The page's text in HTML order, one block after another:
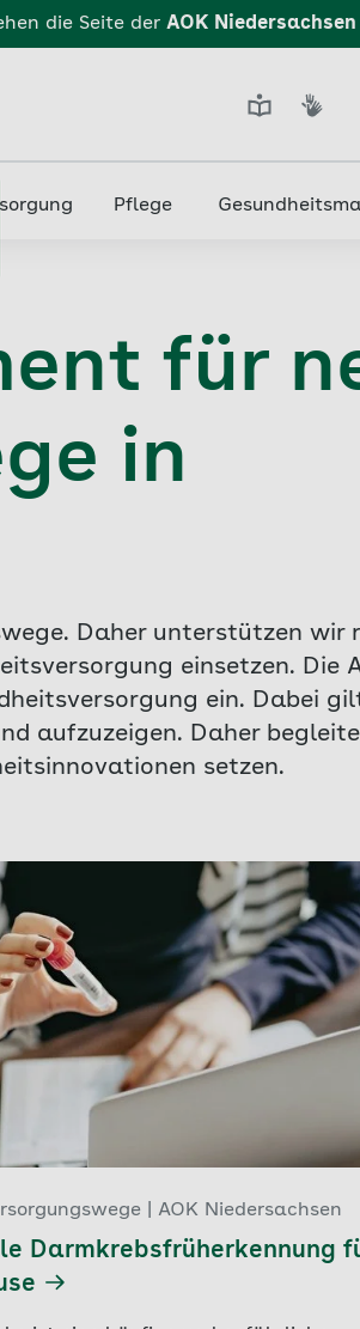
Pflege
für
in
Daher unterstützen wir
einsetzen. Die
ein. Dabei
aufzuzeigen. Daher
setzen.
| AOK Niedersachsen
Darmkrebsfrüherkennung